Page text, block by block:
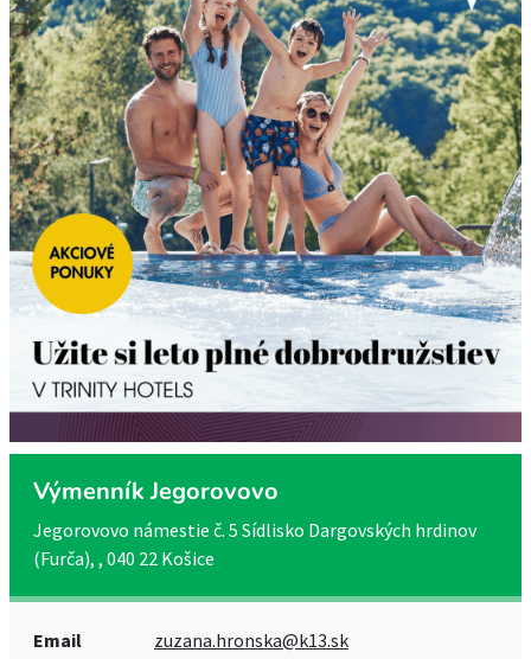
Výmenník Jegorovovo
Jegorovovo námestie č. 5 Sídlisko Dargovských hrdinov
(Furča), , 040 22 Košice
Email
zuzana.hronska@k13.sk